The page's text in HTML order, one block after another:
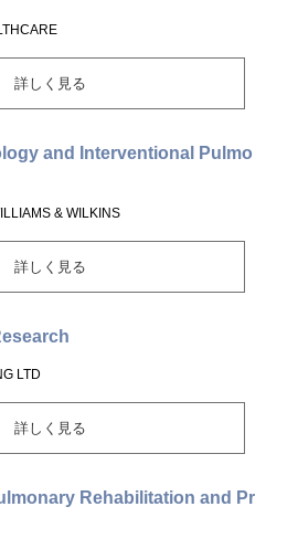
詳しく見る
and Interventional Pulmo
& WILKINS
詳しく見る
LTD
詳しく見る
Rehabilitation and Pr